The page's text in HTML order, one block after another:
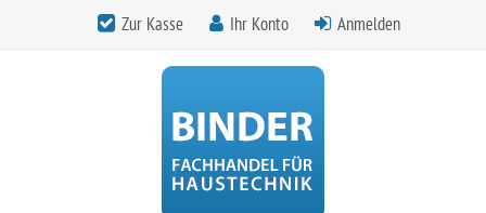
Zur Kasse Ihr Konto Anmelden